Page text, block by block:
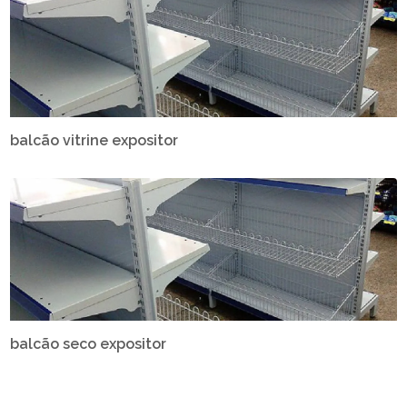
balcão vitrine expositor
balcão seco expositor